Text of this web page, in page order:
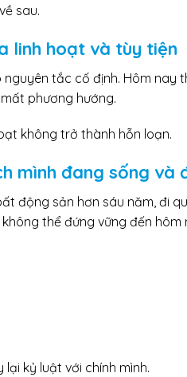
sau.
linh hoạt và tùy tiện
tắc cố định. Hôm nay
phương hướng.
không trở thành hỗn loạn.
mình đang sống và
động sản hơn sáu năm, đi
thể đứng vững đến hôm
kỷ luật với chính mình.